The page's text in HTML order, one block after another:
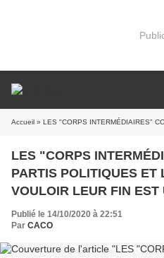
Accueil » LES "CORPS INTERMÉDIAIRES" COMME LES PARTIS POLITIQUES ET
LES "CORPS
PARTIS POLITIQUES ET
VOULOIR LEUR FIN EST
DANGEREUSE
Publié le 14/10/2020 à 22:51
Par CACO